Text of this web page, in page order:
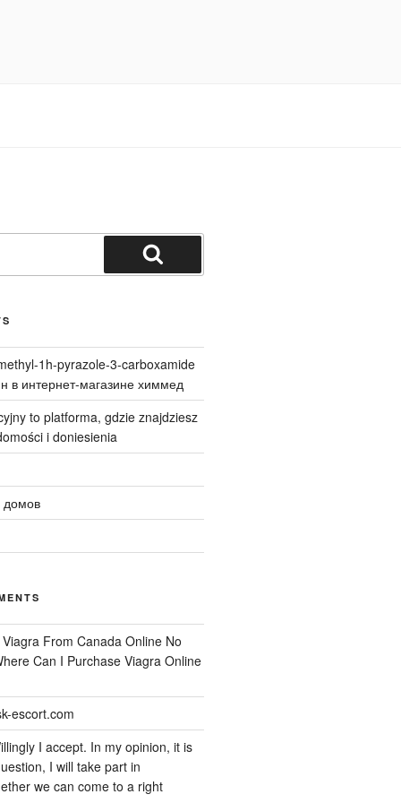
Search
1h-pyrazole-3-carboxamide
в интернет-магазине химмед
to platforma, gdzie znajdziesz
i doniesienia
домов
Viagra From Canada Online No
Can I Purchase Viagra Online
escort.com
I accept. In my opinion, it is
I will take part in
we can come to a right